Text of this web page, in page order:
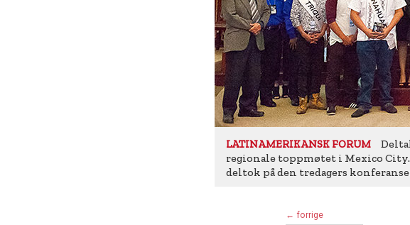
LATINAMERIKANSK FORUM
regionale toppmøtet i Mexico
deltok på den tredagers
← forrige